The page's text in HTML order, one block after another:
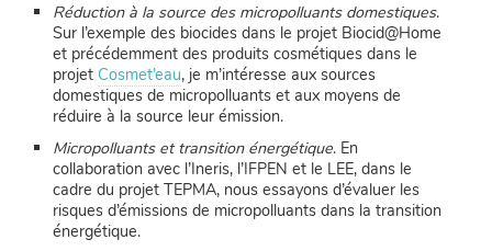
Réduction à la source des micropolluants domestiques.
Sur l’exemple des biocides dans le projet Biocid@Home
et précédemment des produits cosmétiques dans le
projet Cosmet’eau, je m’intéresse aux sources
domestiques de micropolluants et aux moyens de
réduire à la source leur émission.
Micropolluants et transition énergétique. En
collaboration avec l’Ineris, l’IFPEN et le LEE, dans le
cadre du projet TEPMA, nous essayons d’évaluer les
risques d’émissions de micropolluants dans la transition
énergétique.